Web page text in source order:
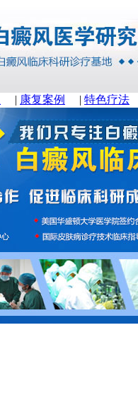
| 康复案例 | 特色疗法